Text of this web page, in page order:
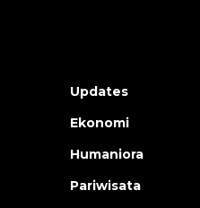
Updates
Ekonomi
Humaniora
Pariwisata